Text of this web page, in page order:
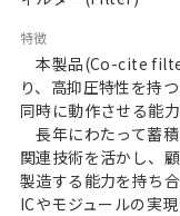
特徴
本製品(Co-cite
り、高抑圧特性を持
同時に動作させる能
長年にわたって蓄
関連技術を活かし、
製造する能力を持ち
ICやモジュールの実